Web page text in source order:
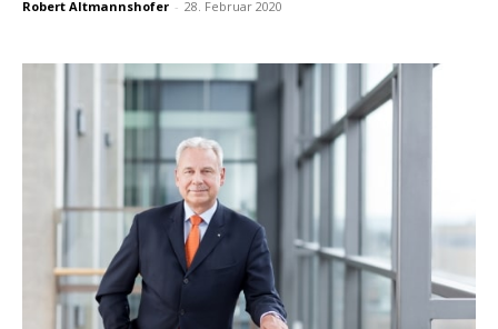
Robert Altmannshofer - 28. Februar 2020